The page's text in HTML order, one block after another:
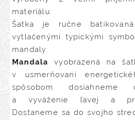
materiálu.
Šatka je ručne
vytlačenými typickými
mandaly.
Mandalavyobrazená na
v usmerňovaní
spôsobom dosiahneme
a vyváženie ľavej a
Dostaneme sa do svojho